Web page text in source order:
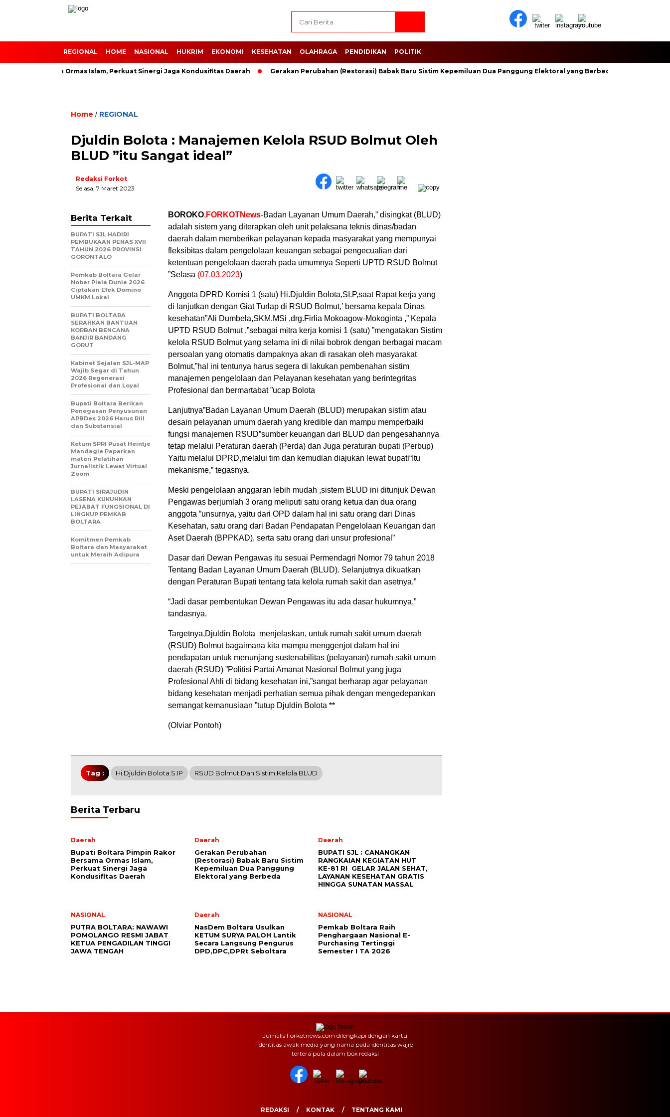
REGIONAL HOME NASIONAL HUKRIM EKONOMI KESEHATAN OLAHRAGA PENDIDIKAN POLITIK
Bersama Ormas Islam, Perkuat Sinergi Jaga Kondusifitas Daerah Gerakan Perubahan (Restorasi) Babak Baru Sistim Kepemiluan Dua Panggung Elektoral yang Berbeda
Home / REGIONAL
Djuldin Bolota : Manajemen Kelola RSUD Bolmut Oleh
BLUD ”itu Sangat ideal”
Redaksi Forkot
Selasa, 7 Maret 2023
BOROKO, FORKOTNews-Badan Layanan Umum Daerah,” disingkat (BLUD)
adalah sistem yang diterapkan oleh unit pelaksana teknis dinas/badan
daerah dalam memberikan pelayanan kepada masyarakat yang mempunyai
fleksibitas dalam pengelolaan keuangan sebagai pengecualian dari
ketentuan pengelolaan daerah pada umumnya Seperti UPTD RSUD Bolmut
”Selasa (07.03.2023)
Anggota DPRD Komisi 1 (satu) Hi.Djuldin Bolota,SI.P,saat Rapat kerja yang
di lanjutkan dengan Giat Turlap di RSUD Bolmut,’ bersama kepala Dinas
kesehatan”Ali Dumbela,SKM.MSi ,drg.Firlia Mokoagow-Mokoginta ,” Kepala
UPTD RSUD Bolmut ,”sebagai mitra kerja komisi 1 (satu) ”mengatakan Sistim
kelola RSUD Bolmut yang selama ini di nilai bobrok dengan berbagai macam
persoalan yang otomatis dampaknya akan di rasakan oleh masyarakat
Bolmut,”hal ini tentunya harus segera di lakukan pembenahan sistim
manajemen pengelolaan dan Pelayanan kesehatan yang berintegritas
Profesional dan bermartabat ”ucap Bolota
Lanjutnya”Badan Layanan Umum Daerah (BLUD) merupakan sistim atau
desain pelayanan umum daerah yang kredible dan mampu memperbaiki
fungsi manajemen RSUD”sumber keuangan dari BLUD dan pengesahannya
tetap melalui Peraturan daerah (Perda) dan Juga peraturan bupati (Perbup)
Yaitu melalui DPRD,melalui tim dan kemudian diajukan lewat bupati“Itu
mekanisme,” tegasnya.
Meski pengelolaan anggaran lebih mudah ,sistem BLUD ini ditunjuk Dewan
Pengawas berjumlah 3 orang meliputi satu orang ketua dan dua orang
anggota ”unsurnya, yaitu dari OPD dalam hal ini satu orang dari Dinas
Kesehatan, satu orang dari Badan Pendapatan Pengelolaan Keuangan dan
Aset Daerah (BPPKAD), serta satu orang dari unsur profesional”
Dasar dari Dewan Pengawas itu sesuai Permendagri Nomor 79 tahun 2018
Tentang Badan Layanan Umum Daerah (BLUD). Selanjutnya dikuatkan
dengan Peraturan Bupati tentang tata kelola rumah sakit dan asetnya.”
“Jadi dasar pembentukan Dewan Pengawas itu ada dasar hukumnya,”
tandasnya.
Targetnya,Djuldin Bolota menjelaskan, untuk rumah sakit umum daerah
(RSUD) Bolmut bagaimana kita mampu menggenjot dalam hal ini
pendapatan untuk menunjang sustenabilitas (pelayanan) rumah sakit umum
daerah (RSUD) ”Politisi Partai Amanat Nasional Bolmut yang juga
Profesional Ahli di bidang kesehatan ini,”sangat berharap agar pelayanan
bidang kesehatan menjadi perhatian semua pihak dengan mengedepankan
semangat kemanusiaan ”tutup Djuldin Bolota **
(Olviar Pontoh)
Berita Terkait
BUPATI SJL HADIRI
PEMBUKAAN PENAS XVII
TAHUN 2026 PROVINSI
GORONTALO
‎Pemkab Boltara Gelar
Nobar Piala Dunia 2026
Ciptakan Efek Domino
UMKM Lokal
BUPATI BOLTARA
SERAHKAN BANTUAN
KORBAN BENCANA
BANJIR BANDANG
GORUT
Kabinet Sejalan SJL-MAP
Wajib Segar di Tahun
2026 Regenerasi
Profesional dan Loyal
Bupati Boltara Berikan
Penegasan Penyusunan
APBDes 2026 Harus Riil
dan Substansial
‎Ketum SPRI Pusat Heintje
Mandagie Paparkan
materi Pelatihan
Jurnalistik Lewat Virtual
Zoom
BUPATI SIRAJUDIN
LASENA KUKUHKAN
PEJABAT FUNGSIONAL DI
LINGKUP PEMKAB
BOLTARA
Komitmen Pemkab
Boltara dan Masyarakat
untuk Meraih Adipura
Tag : Hi.Djuldin Bolota.S.IP RSUD Bolmut Dan Sistim Kelola BLUD
Berita Terbaru
Daerah
Bupati Boltara Pimpin Rakor
Bersama Ormas Islam,
Perkuat Sinergi Jaga
Kondusifitas Daerah
Daerah
Gerakan Perubahan
(Restorasi) Babak Baru Sistim
Kepemiluan Dua Panggung
Elektoral yang Berbeda
Daerah
BUPATI SJL : CANANGKAN
RANGKAIAN KEGIATAN HUT
KE-81 RI GELAR JALAN SEHAT,
LAYANAN KESEHATAN GRATIS
HINGGA SUNATAN MASSAL
NASIONAL
PUTRA BOLTARA: NAWAWI
POMOLANGO RESMI JABAT
KETUA PENGADILAN TINGGI
JAWA TENGAH
Daerah
NasDem Boltara Usulkan
KETUM SURYA PALOH Lantik
Secara Langsung Pengurus
DPD,DPC,DPRt Seboltara ‎
NASIONAL
Pemkab Boltara Raih
Penghargaan Nasional E-
Purchasing Tertinggi
Semester I TA 2026
Jurnalis Forkotnews.com dilengkapi dengan kartu
identitas awak media yang nama pada identitas wajib
tertera pula dalam box redaksi
REDAKSI KONTAK TENTANG KAMI